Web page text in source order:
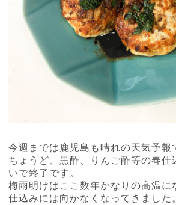
今週までは鹿児島も晴れの天気予報
ちょうど、黒酢、りんご酢等の春仕
いで終了です。
梅雨明けはここ数年かなりの高温に
仕込みには向かなくなってきました